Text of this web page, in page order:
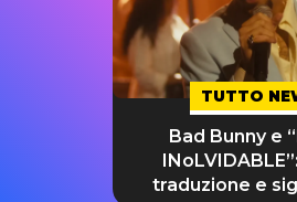
TUTTO
Bad Bunny e
traduzione e